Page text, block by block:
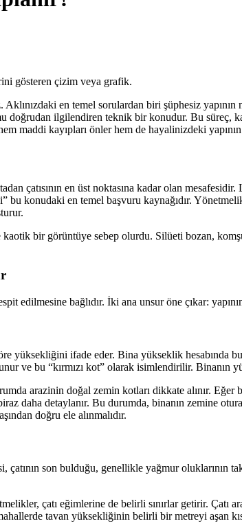
en temel sorulardan biri şüphesiz
ilgilendiren teknik bir konudur. Bu süreç,
maddi kayıpları önler hem de hayalinizdeki
çatısının en üst noktasına kadar olan
bu konudaki en temel başvuru kaynağıdır.
bir görüntüye sebep olurdu. Silüeti bozan, komşu
edilmesine bağlıdır. İki ana unsur öne çıkar:
ifade eder. Bina yükseklik hesabında
ve bu “kırmızı kot” olarak isimlendirilir. Binanın
arazinin doğal zemin kotları dikkate alınır.
daha detaylanır. Bu durumda, binanın zemine
doğru ele alınmalıdır.
son bulduğu, genellikle yağmur oluklarının
çatı eğimlerine de belirli sınırlar getirir. Çatı
tavan yüksekliğinin belirli bir metreyi aşan